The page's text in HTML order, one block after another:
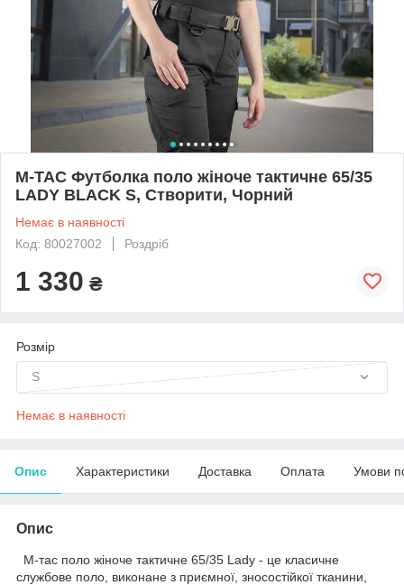
M-TAC Футболка поло жіноче тактичне 65/35
LADY BLACK S, Створити, Чорний
Немає в наявності
Код: 80027002
Роздріб
1 330 ₴
Розмір
S
Немає в наявності
Опис Характеристики Доставка Оплата Умови
Опис
М-тас поло жіноче тактичне 65/35 Lady - це класичне
службове поло, виконане з приємної, зносостійкої тканини,